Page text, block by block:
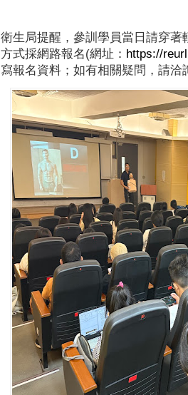
衛生局提醒，參訓學員當日請穿
方式採網路報名(網址： https://
寫報名資料；如有相關疑問，請洽